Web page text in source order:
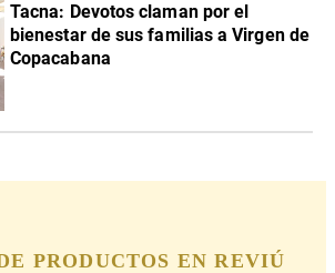
Tacna: Devotos claman por el
bienestar de sus familias a Virgen de
Copacabana